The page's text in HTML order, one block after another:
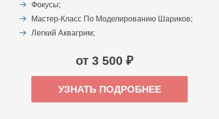
Фокусы;
Мастер-Класс По Моделированию Шариков;
Легкий Аквагрим;
от 3 500 ₽
УЗНАТЬ ПОДРОБНЕЕ